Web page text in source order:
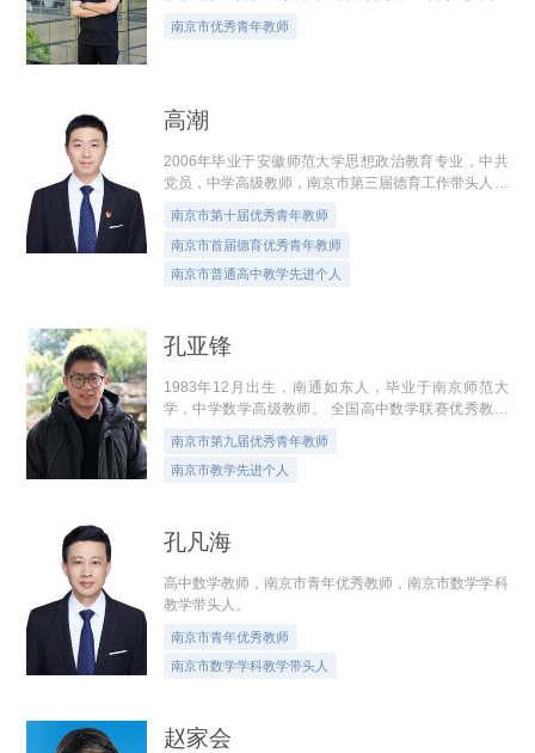
获市基本功大赛一等奖，市优秀课一等奖，市实验创新
大赛一等奖，市微课大赛一等奖，市...
南京市优秀青年教师
高潮
2006年毕业于安徽师范大学思想政治教育专业，中共
党员，中学高级教师，南京市第三届德育工作带头人，
南京市第十届优秀青年教师，南京市首届德育优秀青年
教师、南京市普通高中教学先进个人。...
南京市第十届优秀青年教师
南京市首届德育优秀青年教师
南京市普通高中教学先进个人
孔亚锋
1983年12月出生，南通如东人，毕业于南京师范大
学，中学数学高级教师。 全国高中数学联赛优秀教练
人，南京市教育系统优秀共产党员。 曾获得...
南京市第九届优秀青年教师
南京市教学先进个人
孔凡海
高中数学教师，南京市青年优秀教师，南京市数学学科
教学带头人。
南京市青年优秀教师
南京市数学学科教学带头人
赵家会